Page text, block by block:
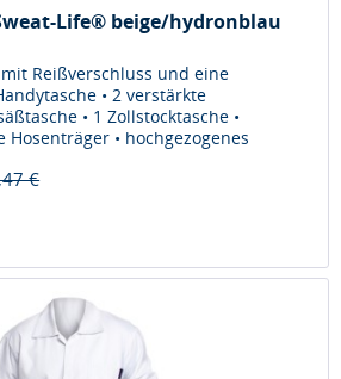
Life® beige/hydronblau
Reißverschluss und eine
• 2 verstärkte
• 1 Zollstocktasche •
• hochgezogenes
Polyester,...
€